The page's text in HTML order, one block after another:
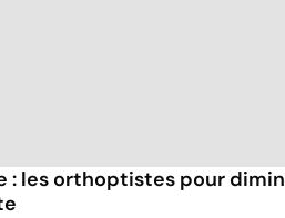
: les orthoptistes pour